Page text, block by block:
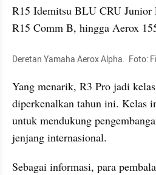
R15 Idemitsu BLU CRU Junior
R15 Comm B, hingga Aerox
Deretan Yamaha Aerox Alpha.  Foto:
Yang menarik, R3 Pro jadi
diperkenalkan tahun ini. Kelas
untuk mendukung
jenjang internasional.
Sebagai informasi, para